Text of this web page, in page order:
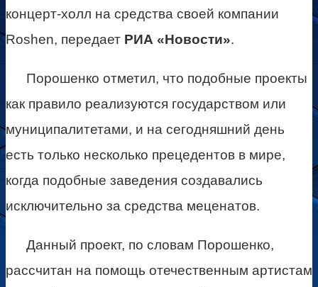
концерт-холл на средства своей компании
Roshen, передает РИА «Новости».
Порошенко отметил, что подобные проекты
как правило реализуются государством или
муниципалитетами, и на сегодняшний день
есть только несколько прецедентов в мире,
когда подобные заведения создавались
исключительно за средства меценатов.
Данный проект, по словам Порошенко,
рассчитан на помощь отечественным артистам